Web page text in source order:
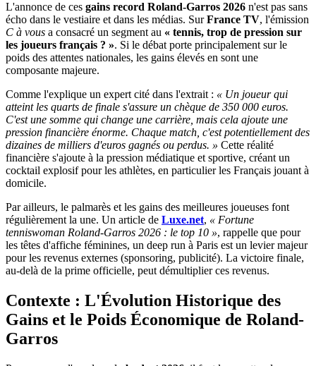
L'annonce de ces gains record Roland-Garros 2026 n'est pas sans
écho dans le vestiaire et dans les médias. SurFrance TV, l'émission
C à vous a consacré un segment au « tennis, trop de pression sur
les joueurs français ? ». Si le débat porte principalement sur le
poids des attentes nationales, les gains élevés en sont une
composante majeure.
Comme l'explique un expert cité dans l'extrait : « Un joueur qui
atteint les quarts de finale s'assure un chèque de 350 000 euros.
C'est une somme qui change une carrière, mais cela ajoute une
pression financière énorme. Chaque match, c'est potentiellement des
dizaines de milliers d'euros gagnés ou perdus. » Cette réalité
financière s'ajoute à la pression médiatique et sportive, créant un
cocktail explosif pour les athlètes, en particulier les Français jouant à
domicile.
Par ailleurs, le palmarès et les gains des meilleures joueuses font
régulièrement la une. Un article de Luxe.net, « Fortune
tenniswoman Roland-Garros 2026 : le top 10 », rappelle que pour
les têtes d'affiche féminines, un deep run à Paris est un levier majeur
pour les revenus externes (sponsoring, publicité). La victoire finale,
au-delà de la prime officielle, peut démultiplier ces revenus.
Contexte : L'Évolution Historique des
Gains et le Poids Économique de Roland-
Garros